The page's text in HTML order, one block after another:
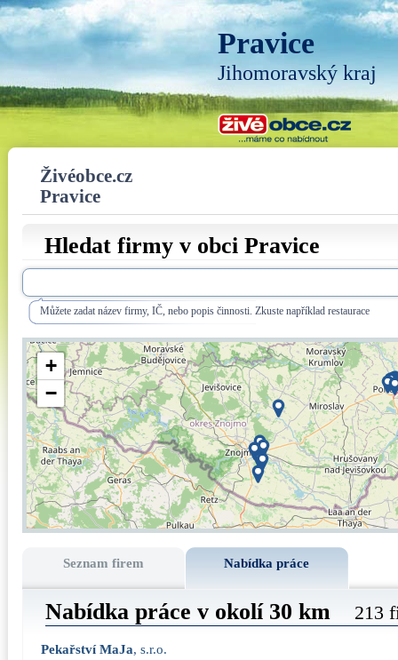
Pravice
Jihomoravský kraj
Živéobce.cz
Pravice
Hledat firmy v obci Pravice
Můžete zadat název firmy, IČ, nebo popis činnosti. Zkuste například restaurace
+
−
Seznam firem Nabídka práce
Nabídka práce v okolí 30 km 213
Pekařství MaJa, s.r.o.